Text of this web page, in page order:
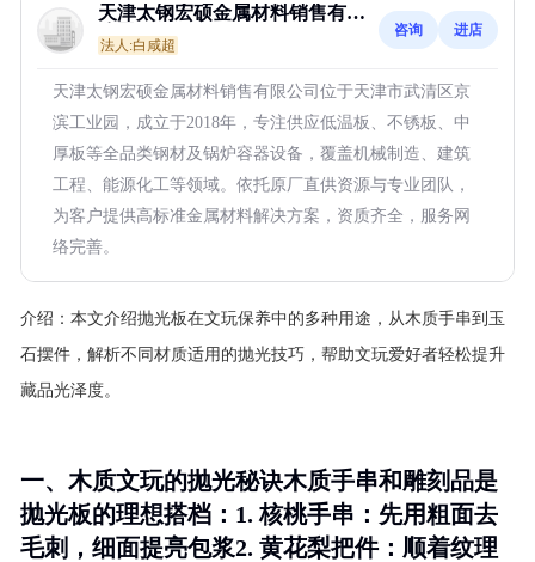
天津太钢宏硕金属材料销售有限
公司
法人:白咸超
咨询 进店
天津太钢宏硕金属材料销售有限公司位于天津市武清区京
滨工业园，成立于2018年，专注供应低温板、不锈板、中
厚板等全品类钢材及锅炉容器设备，覆盖机械制造、建筑
工程、能源化工等领域。依托原厂直供资源与专业团队，
为客户提供高标准金属材料解决方案，资质齐全，服务网
络完善。
介绍： 本文介绍抛光板在文玩保养中的多种用途，从木质手串到玉
石摆件，解析不同材质适用的抛光技巧，帮助文玩爱好者轻松提升
藏品光泽度。
一、木质文玩的抛光秘诀木质手串和雕刻品是
抛光板的理想搭档：1.核桃手串 ：先用粗面去
毛刺，细面提亮包浆2. 黄花梨把件：顺着纹理